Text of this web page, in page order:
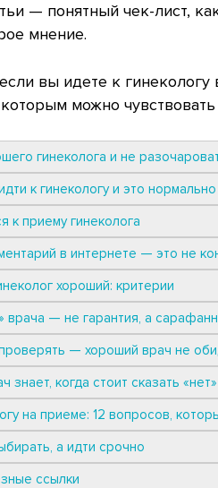
— понятный чек-лист,
мнение.
вы идете к
можно
гинеколога и не
к гинекологу и это нормально
к приему гинеколога
в интернете — это не
хороший: критерии
врача — не гарантия, а
— хороший врач не
знает, когда стоит сказать «нет»
на приеме: 12 вопросов,
а идти срочно
ссылки